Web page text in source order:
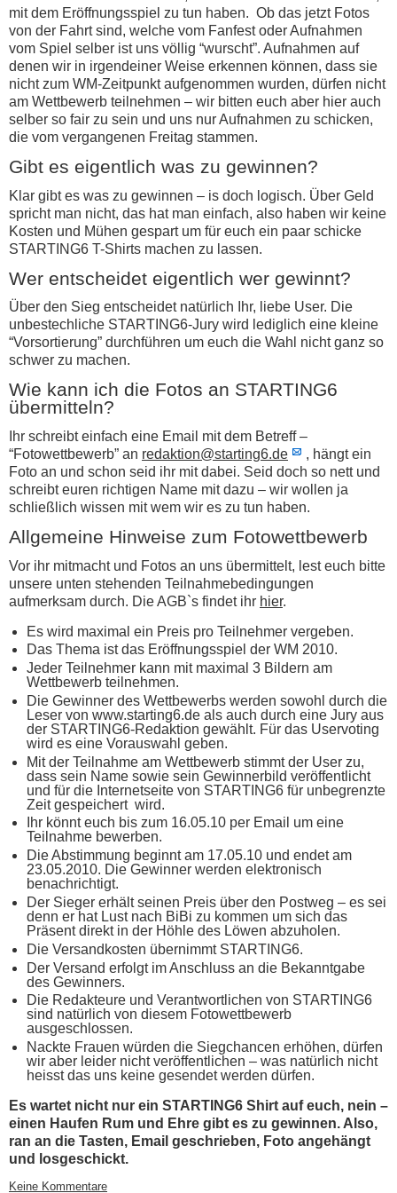
mit dem Eröffnungsspiel zu tun haben. Ob das jetzt Fotos
von der Fahrt sind, welche vom Fanfest oder Aufnahmen
vom Spiel selber ist uns völlig “wurscht”. Aufnahmen auf
denen wir in irgendeiner Weise erkennen können, dass sie
nicht zum WM-Zeitpunkt aufgenommen wurden, dürfen nicht
am Wettbewerb teilnehmen – wir bitten euch aber hier auch
selber so fair zu sein und uns nur Aufnahmen zu schicken,
die vom vergangenen Freitag stammen.
Gibt es eigentlich was zu gewinnen?
Klar gibt es was zu gewinnen – is doch logisch. Über Geld
spricht man nicht, das hat man einfach, also haben wir keine
Kosten und Mühen gespart um für euch ein paar schicke
STARTING6 T-Shirts machen zu lassen.
Wer entscheidet eigentlich wer gewinnt?
Über den Sieg entscheidet natürlich Ihr, liebe User. Die
unbestechliche STARTING6-Jury wird lediglich eine kleine
“Vorsortierung” durchführen um euch die Wahl nicht ganz so
schwer zu machen.
Wie kann ich die Fotos an STARTING6
übermitteln?
Ihr schreibt einfach eine Email mit dem Betreff –
“Fotowettbewerb” an redaktion@starting6.de
, hängt ein
Foto an und schon seid ihr mit dabei. Seid doch so nett und
schreibt euren richtigen Name mit dazu – wir wollen ja
schließlich wissen mit wem wir es zu tun haben.
Allgemeine Hinweise zum Fotowettbewerb
Vor ihr mitmacht und Fotos an uns übermittelt, lest euch bitte
unsere unten stehenden Teilnahmebedingungen
aufmerksam durch. Die AGB`s findet ihr hier.
Es wird maximal ein Preis pro Teilnehmer vergeben.
Das Thema ist das Eröffnungsspiel der WM 2010.
Jeder Teilnehmer kann mit maximal 3 Bildern am
Wettbewerb teilnehmen.
Die Gewinner des Wettbewerbs werden sowohl durch die
Leser von www.starting6.de als auch durch eine Jury aus
der STARTING6-Redaktion gewählt. Für das Uservoting
wird es eine Vorauswahl geben.
Mit der Teilnahme am Wettbewerb stimmt der User zu,
dass sein Name sowie sein Gewinnerbild veröffentlicht
und für die Internetseite von STARTING6 für unbegrenzte
Zeit gespeichert wird.
Ihr könnt euch bis zum 16.05.10 per Email um eine
Teilnahme bewerben.
Die Abstimmung beginnt am 17.05.10 und endet am
23.05.2010. Die Gewinner werden elektronisch
benachrichtigt.
Der Sieger erhält seinen Preis über den Postweg – es sei
denn er hat Lust nach BiBi zu kommen um sich das
Präsent direkt in der Höhle des Löwen abzuholen.
Die Versandkosten übernimmt STARTING6.
Der Versand erfolgt im Anschluss an die Bekanntgabe
des Gewinners.
Die Redakteure und Verantwortlichen von STARTING6
sind natürlich von diesem Fotowettbewerb
ausgeschlossen.
Nackte Frauen würden die Siegchancen erhöhen, dürfen
wir aber leider nicht veröffentlichen – was natürlich nicht
heisst das uns keine gesendet werden dürfen.
Es wartet nicht nur ein STARTING6 Shirt auf euch, nein –
einen Haufen Rum und Ehre gibt es zu gewinnen. Also,
ran an die Tasten, Email geschrieben, Foto angehängt
und losgeschickt.
Keine Kommentare